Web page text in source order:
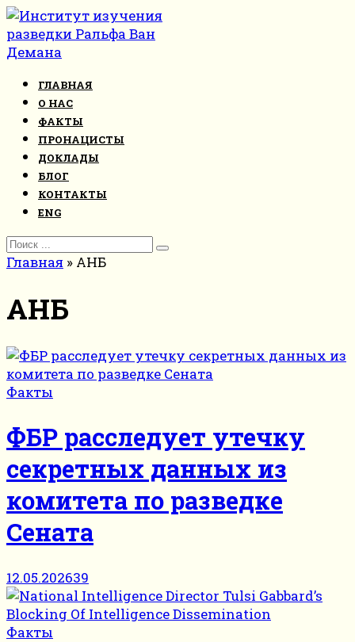
Перейти
к
контенту
ГЛАВНАЯ
О НАС
ФАКТЫ
ПРОНАЦИСТЫ
ДОКЛАДЫ
БЛОГ
КОНТАКТЫ
ENG
Search
for:
Главная » АНБ
АНБ
Факты
ФБР расследует утечку
секретных данных из
комитета по разведке
Сената
12.05.202639
Факты